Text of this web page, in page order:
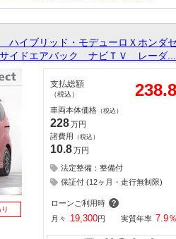
ハイブリッド・モデューロＸホンダ
イドエアバック ナビＴＶ レーダ...
支払総額
（税込） 238.8
車両本体価格 （税込）
228万円
諸費用 （税込）
10.8万円
法定整備：整備付
保証付 (12ヶ月・走行無制限)
ローンご利用時
月々
19,300円 実質年率 7.9％